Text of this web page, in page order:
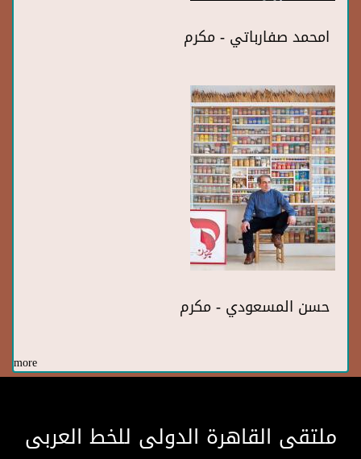
امحمد صفارباتي - مكرم
حسن المسعودي - مكرم
more
ملتقى القاهرة الدولى للخط العربى